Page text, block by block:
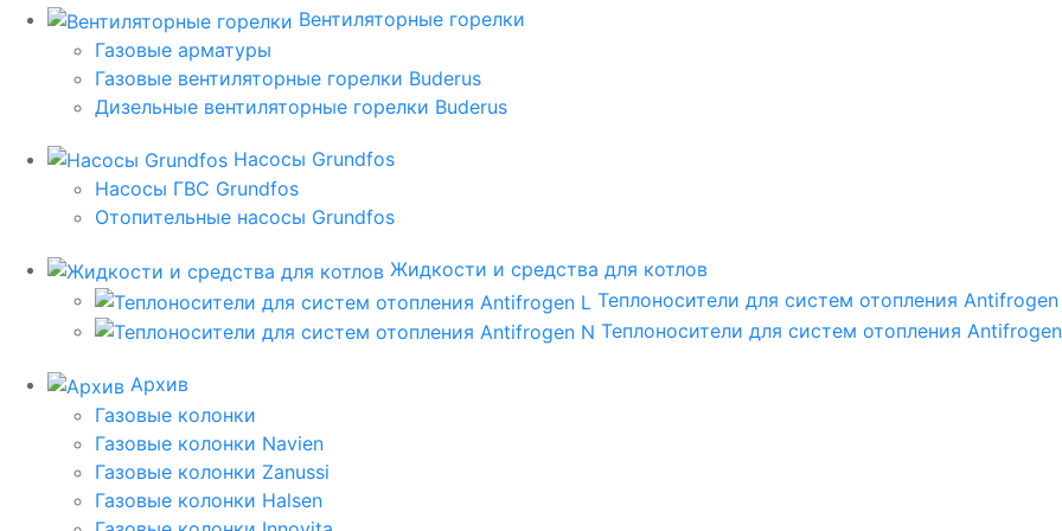
Вентиляторные горелки
Газовые арматуры
Газовые вентиляторные горелки Buderus
Дизельные вентиляторные горелки Buderus
Насосы Grundfos
Насосы ГВС Grundfos
Отопительные насосы Grundfos
Жидкости и средства для котлов
Теплоносители для систем отопления
Теплоносители для систем отопления
Архив
Газовые колонки
Газовые колонки Navien
Газовые колонки Zanussi
Газовые колонки Halsen